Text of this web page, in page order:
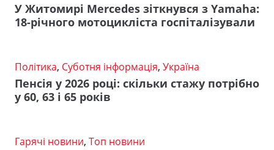
У Житомирі Mercedes зіткнувся з Yamaha:
18-річного мотоцикліста госпіталізували
Політика, Суботня інформація, Україна
Пенсія у 2026 році: скільки стажу потрібно
у 60, 63 і 65 років
Гарячі новини, Топ новини